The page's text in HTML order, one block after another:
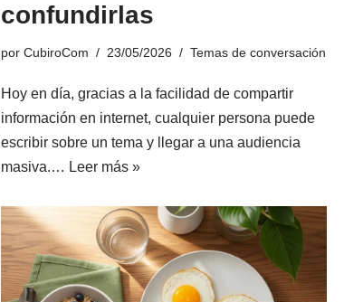
confundirlas
por CubiroCom 23/05/2026 Temas de conversación
Hoy en día, gracias a la facilidad de compartir
información en internet, cualquier persona puede
escribir sobre un tema y llegar a una audiencia
masiva.… Leer más »